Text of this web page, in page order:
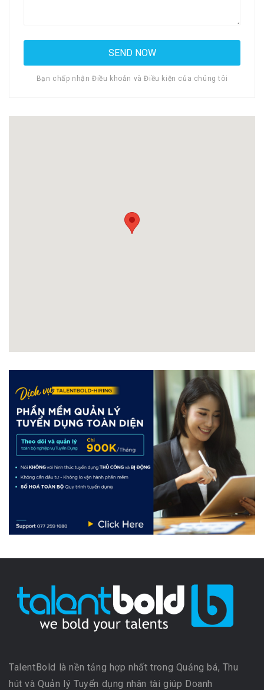
Bạn chấp nhận Điều khoản và Điều kiện của chúng tôi
TalentBold là nền tảng hợp nhất trong Quảng bá, Thu
hút và Quản lý Tuyển dụng nhân tài giúp Doanh